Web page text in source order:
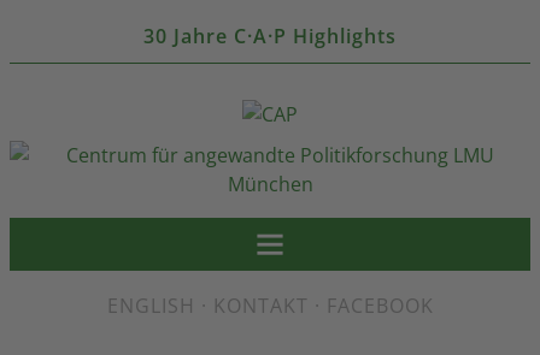
30 Jahre C·A·P Highlights
ENGLISH · KONTAKT · FACEBOOK